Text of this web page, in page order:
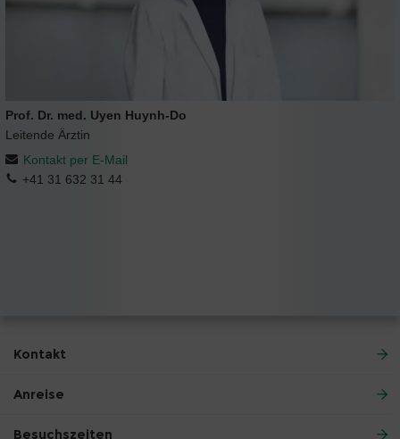
Prof. Dr. med. Uyen Huynh-Do
Leitende Ärztin
Kontakt per E-Mail
+41 31 632 31 44
Kontakt
Anreise
Besuchszeiten